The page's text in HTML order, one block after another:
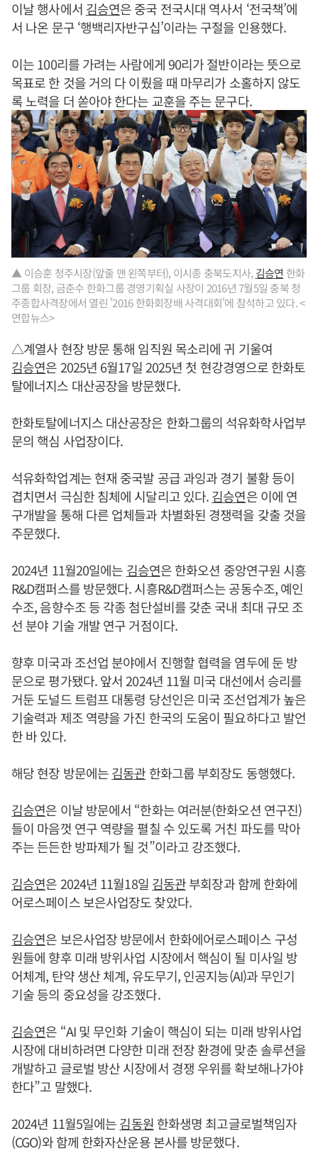
이날 행사에서 김승연은 중국 전국시대 역사서 ‘전국책’에
서 나온 문구 ‘행백리자반구십’이라는 구절을 인용했다.
이는 100리를 가려는 사람에게 90리가 절반이라는 뜻으로
목표로 한 것을 거의 다 이뤘을 때 마무리가 소홀하지 않도
록 노력을 더 쏟아야 한다는 교훈을 주는 문구다.
▲ 이승훈 청주시장(앞줄 맨 왼쪽부터), 이시종 충북도지사, 김승연 한화
그룹 회장, 금춘수 한화그룹 경영기획실 사장이 2016년 7월5일 충북 청
주종합사격장에서 열린 '2016 한화회장배 사격대회'에 참석하고 있다. <
연합뉴스>
△계열사 현장 방문 통해 임직원 목소리에 귀 기울여
김승연은 2025년 6월17일 2025년 첫 현강경영으로 한화토
탈에너지스 대산공장을 방문했다.
한화토탈에너지스 대산공장은 한화그룹의 석유화학사업부
문의 핵심 사업장이다.
석유화학업계는 현재 중국발 공급 과잉과 경기 불황 등이
겹치면서 극심한 침체에 시달리고 있다.김승연은 이에 연
구개발을 통해 다른 업체들과 차별화된 경쟁력을 갖출 것을
주문했다.
2024년 11월20일에는 김승연은 한화오션 중앙연구원 시흥
R&D캠퍼스를 방문했다. 시흥R&D캠퍼스는 공동수조, 예인
수조, 음향수조 등 각종 첨단설비를 갖춘 국내 최대 규모 조
선 분야 기술 개발 연구 거점이다.
향후 미국과 조선업 분야에서 진행할 협력을 염두에 둔 방
문으로 평가됐다. 앞서 2024년 11월 미국 대선에서 승리를
거둔 도널드 트럼프 대통령 당선인은 미국 조선업계가 높은
기술력과 제조 역량을 가진 한국의 도움이 필요하다고 발언
한 바 있다.
해당 현장 방문에는김동관 한화그룹 부회장도 동행했다.
김승연은 이날 방문에서 “한화는 여러분(한화오션 연구진)
들이 마음껏 연구 역량을 펼칠 수 있도록 거친 파도를 막아
주는 든든한 방파제가 될 것”이라고 강조했다.
김승연은 2024년 11월18일 김동관부회장과 함께 한화에
어로스페이스 보은사업장도 찾았다.
김승연은 보은사업장 방문에서 한화에어로스페이스 구성
원들에 향후 미래 방위사업 시장에서 핵심이 될 미사일 방
어체계, 탄약 생산 체계, 유도무기, 인공지능(AI)과 무인기
기술 등의 중요성을 강조했다.
김승연은 “AI 및 무인화 기술이 핵심이 되는 미래 방위사업
시장에 대비하려면 다양한 미래 전장 환경에 맞춘 솔루션을
개발하고 글로벌 방산 시장에서 경쟁 우위를 확보해나가야
한다”고 말했다.
2024년 11월5일에는김동원 한화생명 최고글로벌책임자
(CGO)와 함께 한화자산운용 본사를 방문했다.